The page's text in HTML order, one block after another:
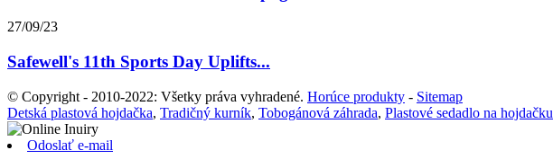
27/09/23
Safewell's 11th Sports Day Uplifts...
© Copyright - 2010-2022: Všetky práva vyhradené. Horúce produkty - Sitemap
Detská plastová hojdačka, Tradičný kurník, Tobogánová záhrada, Plastové sedadlo na hojdačku
Odoslať e-mail